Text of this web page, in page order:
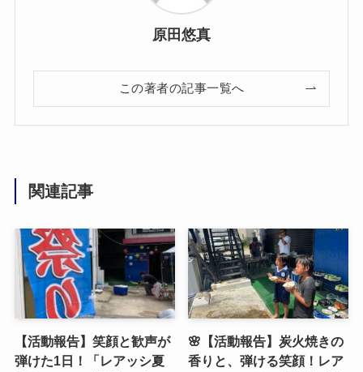
原田悠真
この著者の記事一覧へ
関連記事
【活動報告】笑顔と歓声が
弾けた1日！「レアッシ夏
🌸【活動報告】炭火焼きの
香りと、弾ける笑顔！レア